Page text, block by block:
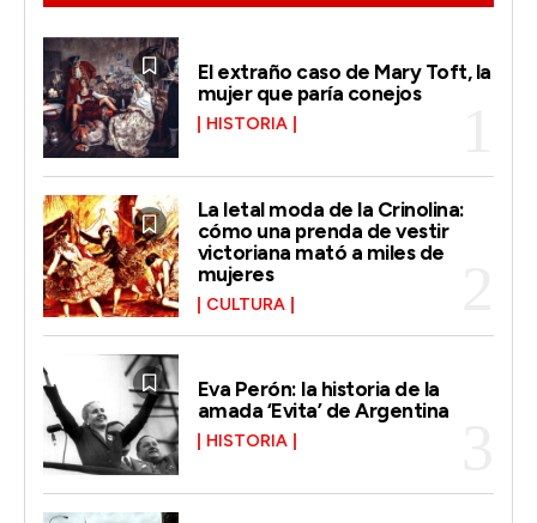
El extraño caso de Mary Toft, la
mujer que paría conejos
HISTORIA
La letal moda de la Crinolina:
cómo una prenda de vestir
victoriana mató a miles de
mujeres
CULTURA
Eva Perón: la historia de la
amada ‘Evita’ de Argentina
HISTORIA